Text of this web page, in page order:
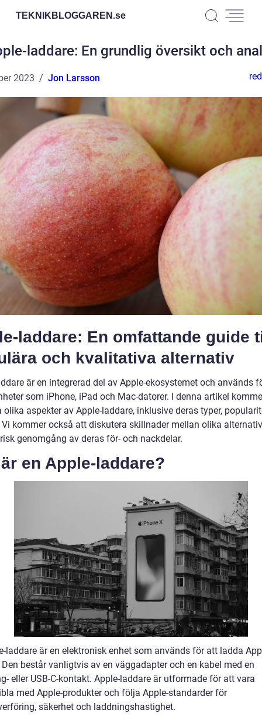
TEKNIKBLOGGAREN.se
laddare: En grundlig översikt och
2023 Jon Larsson
laddare: En omfattande guide
och kvalitativa alternativ
är en integrerad del av Apple-ekosystemet och används
som iPhone, iPad och Mac-datorer. I denna artikel
olika aspekter av Apple-laddare, inklusive deras typer,
kommer också att diskutera skillnader mellan olika
genomgång av deras för- och nackdelar.
en Apple-laddare?
laddare är en elektronisk enhet som används för att ladda
Den består vanligtvis av en väggadapter och en kabel med en
eller USB-C-kontakt. Apple-laddare är utformade för att vara
med Apple-produkter och följa Apple-standarder för
säkerhet och laddningshastighet.